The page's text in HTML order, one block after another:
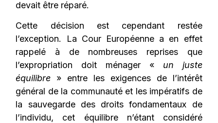
devait être réparé.
Cette décision est cependant restée
l’exception. La Cour Européenne a en effet
rappelé à de nombreuses reprises que
l’expropriation doit ménager « un juste
équilibre » entre les exigences de l’intérêt
général de la communauté et les impératifs de
la sauvegarde des droits fondamentaux de
l’individu, cet équilibre n’étant considéré